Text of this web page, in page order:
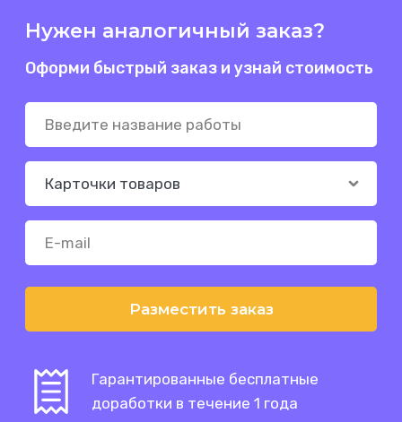
Нужен аналогичный заказ?
Оформи быстрый заказ и узнай стоимость
Разместить заказ
Гарантированные бесплатные
доработки в течение 1 года